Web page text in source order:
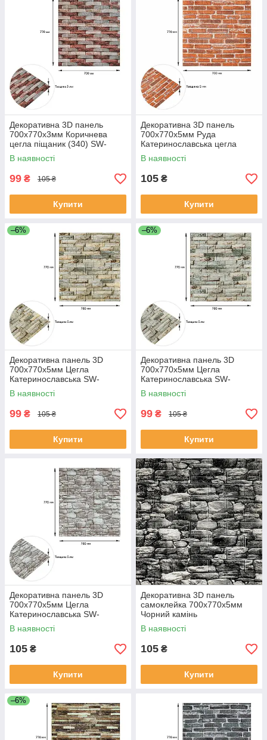
Декоративна 3D панель
700х770х3мм Коричнева
цегла піщаник (340) SW-
00000531
В наявності
99 ₴ 105 ₴
Купити
Декоративна 3D панель
700х770х5мм Руда
Катеринославська цегла
(044) SW-00000037
В наявності
105 ₴
Купити
–6%
Декоративна панель 3D
700х770х5мм Цегла
Катеринославська SW-
00003309
В наявності
99 ₴ 105 ₴
Купити
–6%
Декоративна панель 3D
700х770х5мм Цегла
Катеринославська SW-
00003310
В наявності
99 ₴ 105 ₴
Купити
Декоративна панель 3D
700х770х5мм Цегла
Катеринославська SW-
00003311
В наявності
105 ₴
Купити
Декоративна 3D панель
самоклейка 700х770х5мм
Чорний камінь
Катеринославський (040)
SW-00000483
В наявності
105 ₴
Купити
–6%